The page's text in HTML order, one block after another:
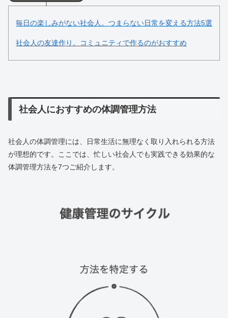
毎日の楽しみがない社会人。つまらない日常を変える方法5選
社会人の友達作り。コミュニティで作るのがおすすめ
社会人におすすめの体調管理方法
社会人の体調管理には、日常生活に無理なく取り入れられる方法
が理想的です。ここでは、忙しい社会人でも実践できる効果的な
体調管理方法を7つご紹介します。